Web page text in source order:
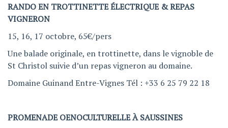
RANDO EN TROTTINETTE ÉLECTRIQUE & REPAS
VIGNERON
15, 16, 17 octobre, 65€/pers
Une balade originale, en trottinette, dans le vignoble de
St Christol suivie d’un repas vigneron au domaine.
Domaine Guinand Entre-Vignes Tél : +33 6 25 79 22 18
PROMENADE OENOCULTURELLE À SAUSSINES